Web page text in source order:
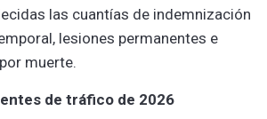
las cuantías de indemnización
lesiones permanentes e
muerte.
de tráfico de 2026